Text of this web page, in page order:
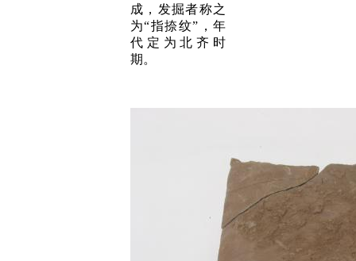
成，发掘者称之
为“指捺纹”，年
代定为北齐时
期。